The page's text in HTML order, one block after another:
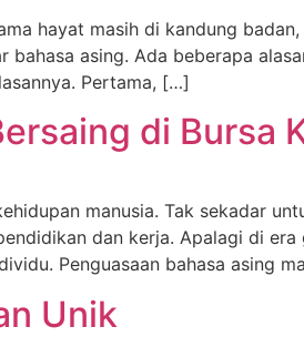
hayat masih di kandung
asing. Ada beberapa
Pertama, […]
di Bursa
manusia. Tak sekadar
dan kerja. Apalagi di
Penguasaan bahasa asing
Unik